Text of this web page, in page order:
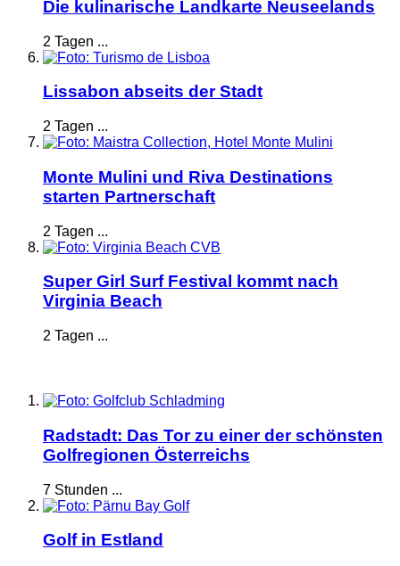
Die kulinarische Landkarte Neuseelands
2 Tagen ...
Lissabon abseits der Stadt
2 Tagen ...
Monte Mulini und Riva Destinations
starten Partnerschaft
2 Tagen ...
Super Girl Surf Festival kommt nach
Virginia Beach
2 Tagen ...
Radstadt: Das Tor zu einer der schönsten
Golfregionen Österreichs
7 Stunden ...
Golf in Estland